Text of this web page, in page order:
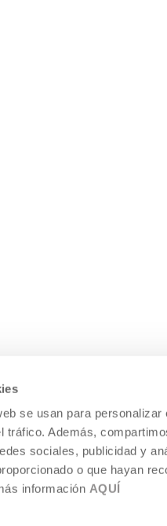
se usan para
tráfico. Además,
sociales, publicidad y
o que hayan
información AQUÍ